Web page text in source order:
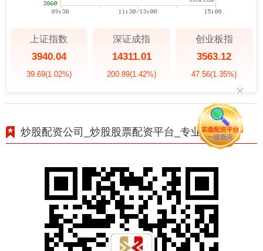
上证指数
3940.04
39.69(1.02%)
深证成指
14311.01
200.89(1.42%)
创业板指
3563.12
47.56(1.35%)
炒股配资公司_炒股股票配资平台_专业配资开户